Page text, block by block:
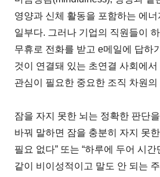
영양과 신체 활동을 포함하는 에너
일부다. 그러나 기업의 직원들이
무휴로 전화를 받고 e메일에 답하
것이 연결돼 있는 초연결 사회에
관심이 필요한 중요한 조직 차원
잠을 자지 못한 뇌는 정확한 판단
바꿔 말하면 잠을 충분히 자지 못한
필요 없다” 또는 “하루에 두어 시
같이 비이성적이고 말도 안 되는